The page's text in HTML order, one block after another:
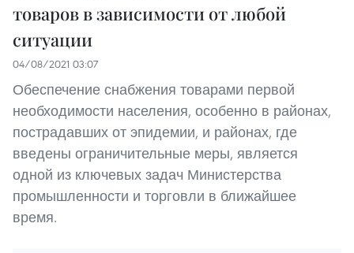
товаров в зависимости от любой
ситуации
04/08/2021 03:07
Обеспечение снабжения товарами первой
необходимости населения, особенно в районах,
пострадавших от эпидемии, и районах, где
введены ограничительные меры, является
одной из ключевых задач Министерства
промышленности и торговли в ближайшее
время.